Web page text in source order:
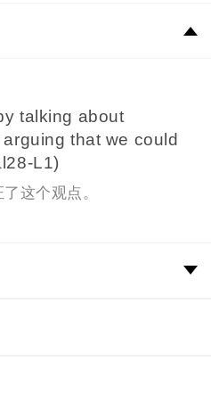
talking about
that we could
L1)
这个观点。